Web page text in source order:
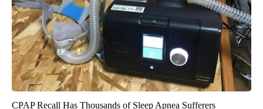
CPAP Recall Has Thousands of Sleep Apnea Sufferers